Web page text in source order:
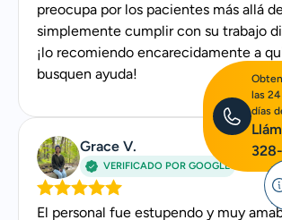
las
días
Formación
Máster en Ciencias en Servicios
especialización en Asesoramiento
Mental, impartido por el
asesoramiento de la Universidad
acreditado por la
Licenciatura en Psicología con
secundaria en Estudios
Interdisciplinarios por la Universidad
preocupa por los pacientes más allá
simplemente cumplir con su trabajo
¡lo recomiendo encarecidamente a
busquen ayuda!
Grace V.
VERIFICADO POR GOOGLE
El personal fue estupendo y muy